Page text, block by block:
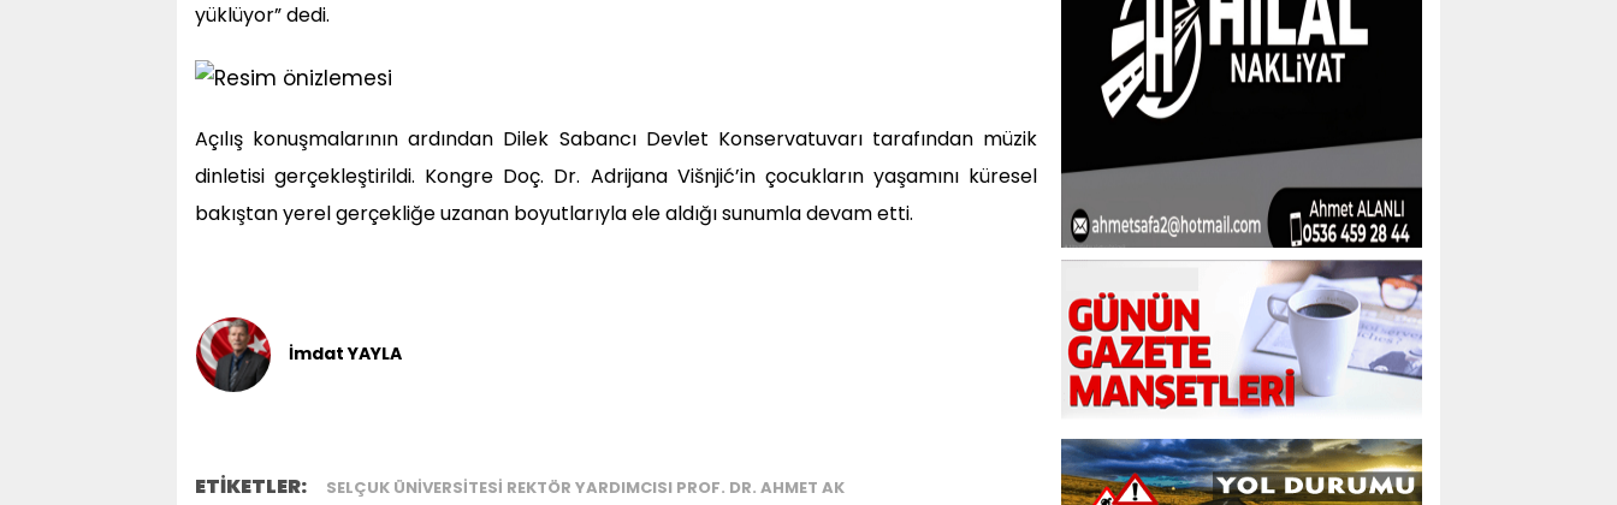
yüklüyor” dedi.
Açılış konuşmalarının ardından Dilek Sabancı Devlet Konservatuvarı tarafından müzik
dinletisi gerçekleştirildi. Kongre Doç. Dr. Adrijana Višnjić’in çocukların yaşamını küresel
bakıştan yerel gerçekliğe uzanan boyutlarıyla ele aldığı sunumla devam etti.
İmdat YAYLA
ETİKETLER: SELÇUK ÜNIVERSITESI REKTÖR YARDIMCISI PROF. DR. AHMET AK